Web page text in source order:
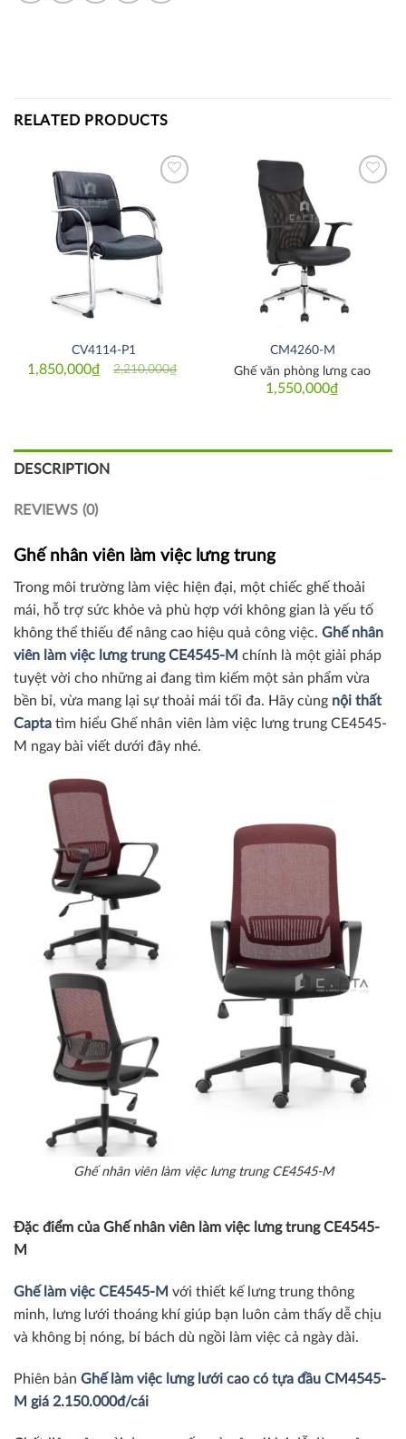
RELATED PRODUCTS
CV4114-P1
2,210,000₫
Original
1,850,000₫
Current
CM4260-M
1,550,000₫
Ghế văn phòng lưng cao
DESCRIPTION
REVIEWS (0)
Ghế nhân viên làm việc lưng trung
Trong môi trường làm việc hiện đại, một chiếc ghế thoải
mái, hỗ trợ sức khỏe và phù hợp với không gian là yếu tố
không thể thiếu để nâng cao hiệu quả công việc. Ghế nhân
viên làm việc lưng trung CE4545-M chính là một giải pháp
tuyệt vời cho những ai đang tìm kiếm một sản phẩm vừa
bền bỉ, vừa mang lại sự thoải mái tối đa. Hãy cùng nội thất
Capta tìm hiểu Ghế nhân viên làm việc lưng trung CE4545-
M ngay bài viết dưới đây nhé.
Ghế nhân viên làm việc lưng trung CE4545-M
Đặc điểm của Ghế nhân viên làm việc lưng trung CE4545-
M
Ghế làm việc CE4545-M với thiết kế lưng trung thông
minh, lưng lưới thoáng khí giúp bạn luôn cảm thấy dễ chịu
và không bị nóng, bí bách dù ngồi làm việc cả ngày dài.
Phiên bản Ghế làm việc lưng lưới cao có tựa đầu CM4545-
M giá 2.150.000đ/cái